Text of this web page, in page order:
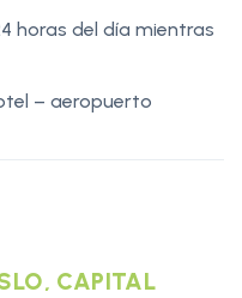
horas del día mientras
– aeropuerto
CAPITAL